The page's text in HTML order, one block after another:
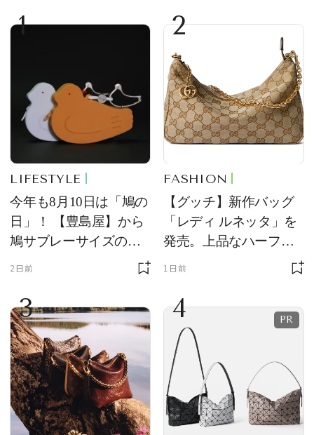
1
LIFESTYLE
今年も8月10日は「鳩の
日」！ 【豊島屋】から
鳩サブレーサイズのポ
ーチ「はとっこ」を限
2日前
2
FASHION
【グッチ】新作バッグ
「レディ ルネッタ」を
発売。上品なハーフム
ーン型がスタイリング
1日前
3 4